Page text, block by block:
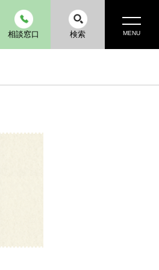
相談窓口 検索 MENU